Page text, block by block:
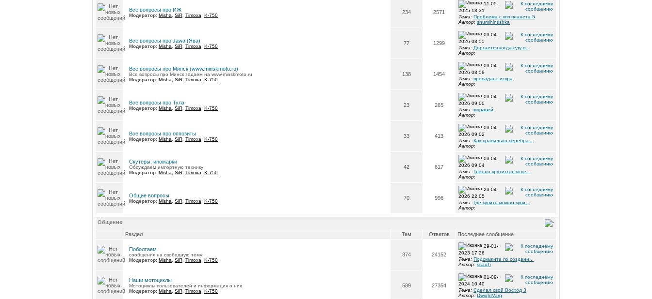
Все вопросы про ИЖ
Модератор: Misha SiR Timoxa K-750
234 2571
11-05-
2025 18:31
Тема: Проблема с кпп планета 5
Автор: shumihintishka
Все вопросы про Jawa (Ява)
Модератор: Misha SiR Timoxa K-750
77 1299
03-04-
2026 08:55
Тема: Дергается когда еду в...
Автор:
Все вопросы про Минск (www.minskmoto.ru)
Все вопросы про Минск задаем на www.minskmoto.ru
Модератор: Misha SiR Timoxa K-750
138 1454
03-04-
2026 08:58
Тема: пропадает искра
Автор:
Все вопросы про Тула
Модератор: Misha SiR Timoxa K-750
23 265
03-04-
2026 09:00
Тема: муравей
Автор:
Все вопросы про оппозиты
Модератор: Misha SiR Timoxa K-750
33 413
03-04-
2026 09:02
Тема: Как правильно перебра...
Автор:
Скутеры, иномарки
Обсуждаем импортную технику
Модератор: Misha SiR Timoxa K-750
42 617
03-04-
2026 09:04
Тема: Тяжело крутиться коле...
Автор:
Общие вопросы
Модератор: Misha SiR Timoxa K-750
70 996
23-04-
2026 22:05
Тема: Где купить можно купи...
Автор:
Общение
Раздел Тем Ответов Последнее сообщение
Поболтаем
сообщения на свободную тему
Модератор: Misha, SiR, Timoxa, K-750
374 24152
29-01-
2023 17:26
Тема: Подскажите по создани...
Автор: ssaich
Наши мотоциклы
Мотоциклы пользователей и информация о них
Модератор: Misha, SiR, Timoxa, K-750
589 27354
01-09-
2024 10:40
Тема: Сделал свой Восход 3
Автор: DwightVarp